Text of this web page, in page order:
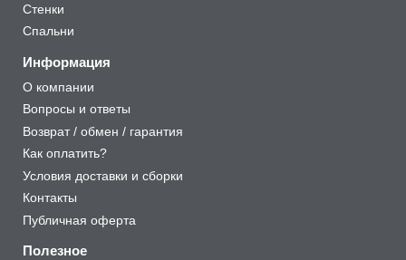
Стенки
Спальни
Информация
О компании
Вопросы и ответы
Возврат / обмен / гарантия
Как оплатить?
Условия доставки и сборки
Контакты
Публичная оферта
Полезное